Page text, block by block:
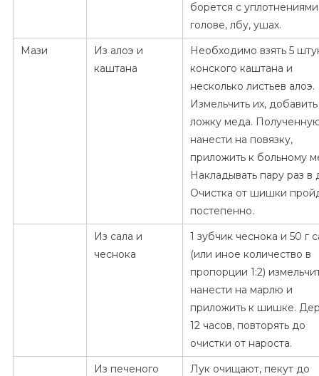
борется с
голове, лбу, ушах.
Мази
Из алоэ и
каштана
Необходимо взять 5
конского каштана и
несколько листьев алоэ.
Измельчить их, добавить
ложку меда.
нанести на повязку,
приложить к больному
Накладывать пару раз в
Очистка от шишки
постепенно.
Из сала и
чеснока
1 зубчик чеснока и 50 г
(или иное количество в
пропорции 1:2)
нанести на марлю и
приложить к шишке.
12 часов, повторять до
очистки от нароста.
Из печеного
Лук очищают, пекут до